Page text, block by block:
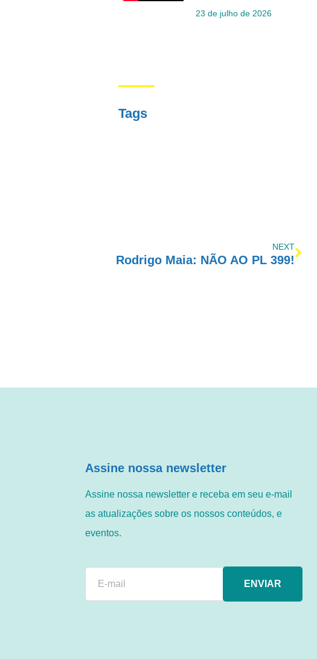
23 de julho de 2026
Tags
NEXT
Rodrigo Maia: NÃO AO PL 399!
Assine nossa newsletter
Assine nossa newsletter e receba em seu e-mail
as atualizações sobre os nossos conteúdos, e
eventos.
ENVIAR